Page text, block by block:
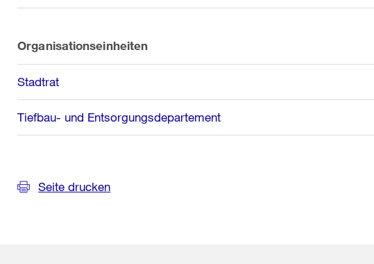
Organisationseinheiten
Stadtrat
Tiefbau- und Entsorgungsdepartement
Seite drucken